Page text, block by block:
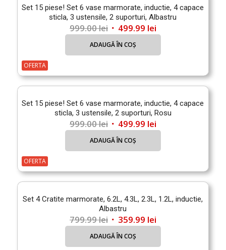
Set 15 piese! Set 6 vase marmorate, inductie, 4 capace
sticla, 3 ustensile, 2 suporturi, Albastru
999.00lei Prețul
inițial
999.00 lei.
499.99 leiPrețul
curent
este:
ADAUGĂ ÎN COȘ
OFERTA
Set 15 piese! Set 6 vase marmorate, inductie, 4 capace
sticla, 3 ustensile, 2 suporturi, Rosu
999.00lei Prețul
inițial
999.00 lei.
499.99 leiPrețul
curent
este:
ADAUGĂ ÎN COȘ
OFERTA
Set 4 Cratite marmorate, 6.2L, 4.3L, 2.3L, 1.2L, inductie,
Albastru
799.99lei Prețul
inițial
359.99 leiPrețul
curent
este:
ADAUGĂ ÎN COȘ